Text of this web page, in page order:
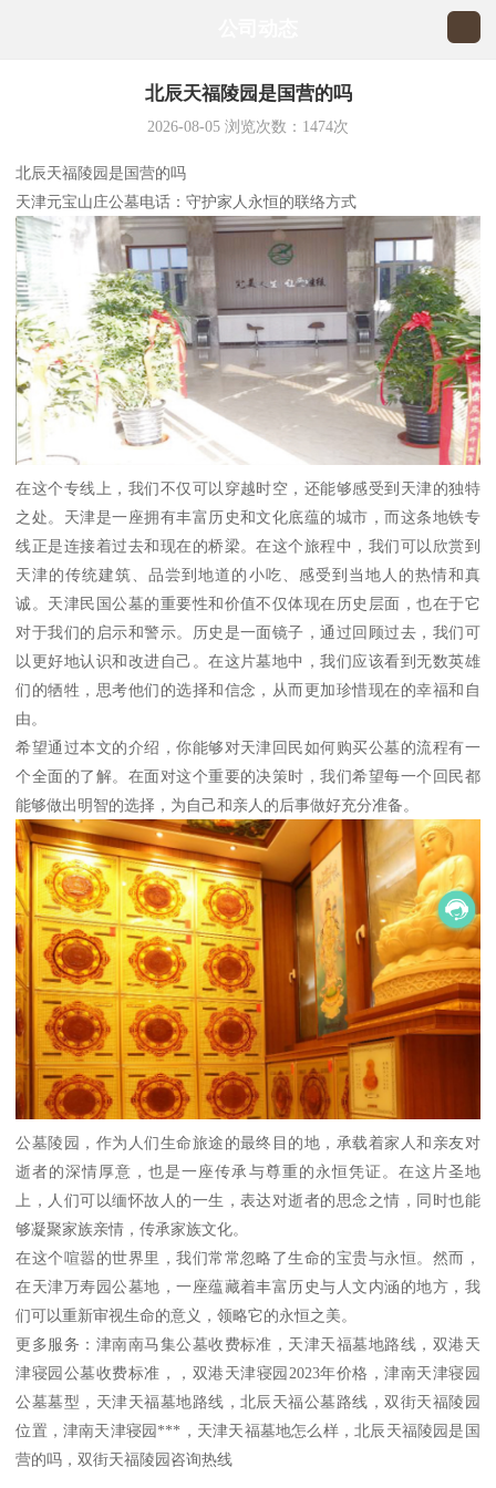
北辰天福陵园是国营的吗
2026-08-05 浏览次数： 1474次
北辰天福陵园是国营的吗
天津元宝山庄公墓电话：守护家人永恒的联络方式
在这个专线上，我们不仅可以穿越时空，还能够感受到天津的独特
之处。天津是一座拥有丰富历史和文化底蕴的城市，而这条地铁专
线正是连接着过去和现在的桥梁。在这个旅程中，我们可以欣赏到
天津的传统建筑、品尝到地道的小吃、感受到当地人的热情和真
诚。天津民国公墓的重要性和价值不仅体现在历史层面，也在于它
对于我们的启示和警示。历史是一面镜子，通过回顾过去，我们可
以更好地认识和改进自己。在这片墓地中，我们应该看到无数英雄
们的牺牲，思考他们的选择和信念，从而更加珍惜现在的幸福和自
由。
希望通过本文的介绍，你能够对天津回民如何购买公墓的流程有一
个全面的了解。在面对这个重要的决策时，我们希望每一个回民都
能够做出明智的选择，为自己和亲人的后事做好充分准备。
公墓陵园，作为人们生命旅途的最终目的地，承载着家人和亲友对
逝者的深情厚意，也是一座传承与尊重的永恒凭证。在这片圣地
上，人们可以缅怀故人的一生，表达对逝者的思念之情，同时也能
够凝聚家族亲情，传承家族文化。
在这个喧嚣的世界里，我们常常忽略了生命的宝贵与永恒。然而，
在天津万寿园公墓地，一座蕴藏着丰富历史与人文内涵的地方，我
们可以重新审视生命的意义，领略它的永恒之美。
更多服务：津南南马集公墓收费标准，天津天福墓地路线，双港天
津寝园公墓收费标准，，双港天津寝园2023年价格，津南天津寝园
公墓墓型，天津天福墓地路线，北辰天福公墓路线，双街天福陵园
位置，津南天津寝园***，天津天福墓地怎么样，北辰天福陵园是国
营的吗，双街天福陵园咨询热线